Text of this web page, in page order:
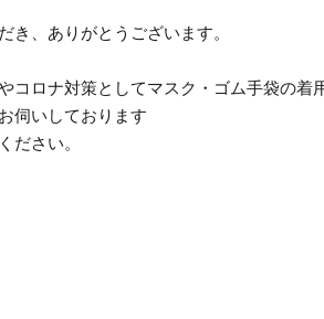
き、ありがとうございます。
コロナ対策としてマスク・ゴム手袋の着
伺いしております
ださい。